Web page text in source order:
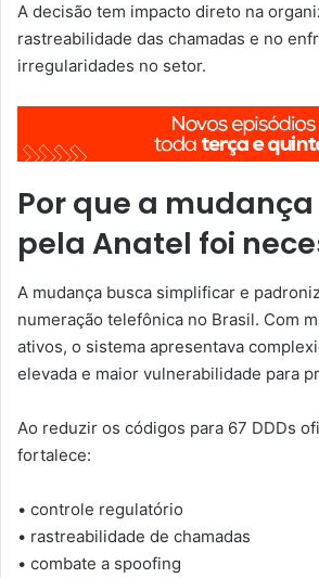
A decisão tem impacto direto na
rastreabilidade das chamadas e no
irregularidades no setor.
Por que a mudança
pela Anatel foi
A mudança busca simplificar e
numeração telefônica no Brasil. Com
ativos, o sistema apresentava
elevada e maior vulnerabilidade para
Ao reduzir os códigos para 67 DDDs
fortalece:
• controle regulatório
• rastreabilidade de chamadas
• combate a spoofing